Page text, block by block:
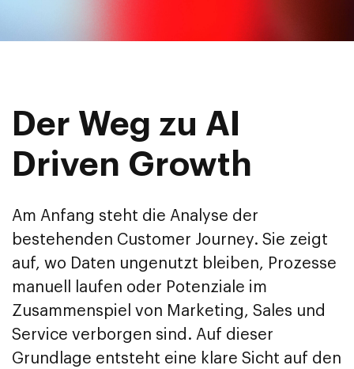
Der Weg zu AI
Driven Growth
Am Anfang steht die Analyse der
bestehenden Customer Journey. Sie zeigt
auf, wo Daten ungenutzt bleiben, Prozesse
manuell laufen oder Potenziale im
Zusammenspiel von Marketing, Sales und
Service verborgen sind. Auf dieser
Grundlage entsteht eine klare Sicht auf den